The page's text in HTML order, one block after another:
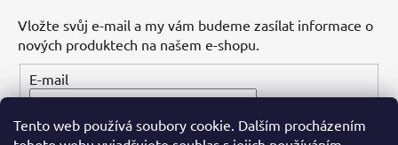
Tento web používá soubory cookie. Dalším procházením
Vložte svůj e-mail a my vám budeme zasílat informace o
nových produktech na našem e-shopu.
E-mail
PŘIHLÁSIT SE